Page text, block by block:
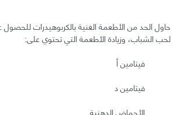
حاول الحد من الأطعمة الغنية بالكربوهيدرات
لحب الشباب، وزيادة الأطعمة التي تحتوي على:
فيتامين أ
فيتامين د
الأحماض الدهنية